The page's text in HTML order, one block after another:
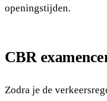
openingstijden.
CBR
Zodra je de